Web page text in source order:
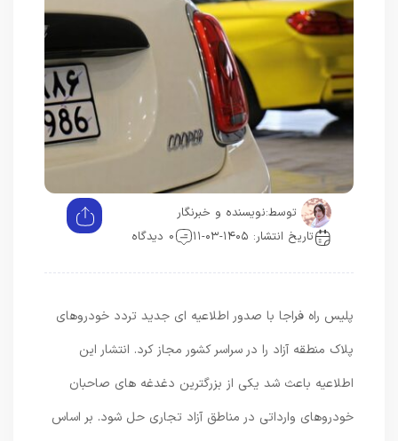
توسط: نویسنده و خبرنگار
تاریخ انتشار: ۱۴۰۵-۰۳-۱۱
0 دیدگاه
پلیس راه فراجا با صدور اطلاعیه ای جدید تردد خودروهای
پلاک منطقه آزاد را در سراسر کشور مجاز کرد. انتشار این
اطلاعیه باعث شد یکی از بزرگترین دغدغه های صاحبان
خودروهای وارداتی در مناطق آزاد تجاری حل شود. بر اساس